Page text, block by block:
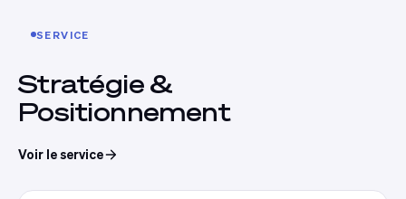
SERVICE
Stratégie &
Positionnement
Voir le service